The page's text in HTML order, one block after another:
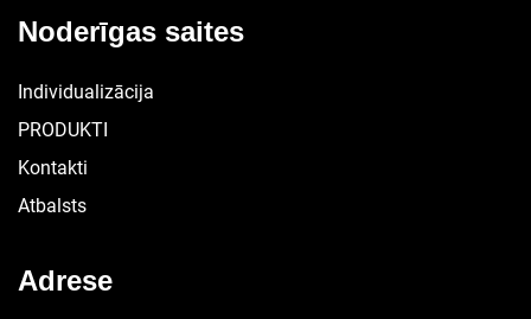
Noderīgas saites
Individualizācija
PRODUKTI
Kontakti
Atbalsts
Adrese